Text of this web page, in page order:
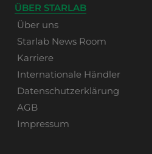
ÜBER STARLAB
Über uns
Starlab News Room
Karriere
Internationale Händler
Datenschutzerklärung
AGB
Impressum